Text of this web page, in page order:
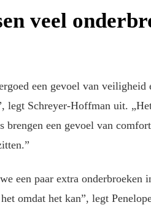
veel
een gevoel van
legt Schreyer-Hoffman uit.
brengen een gevoel van
een paar extra
omdat het kan”, legt